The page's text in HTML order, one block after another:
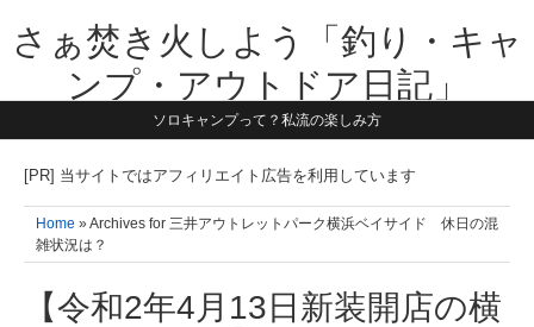
さぁ焚き火しよう「釣り・キャ
ンプ・アウトドア日記」
【テーマは子供と一緒に本気で遊ぶ】1981年うまれ・横浜在住。妻と3
す。同じ世代のお父さんに読んで頂けたら嬉しいです！よろしくお願い
ソロキャンプって？私流の楽しみ方
[PR] 当サイトではアフィリエイト広告を利用しています
Home » Archives for 三井アウトレットパーク横浜ベイサイド 休日の混
雑状況は？
【令和2年4月13日新装開店の横